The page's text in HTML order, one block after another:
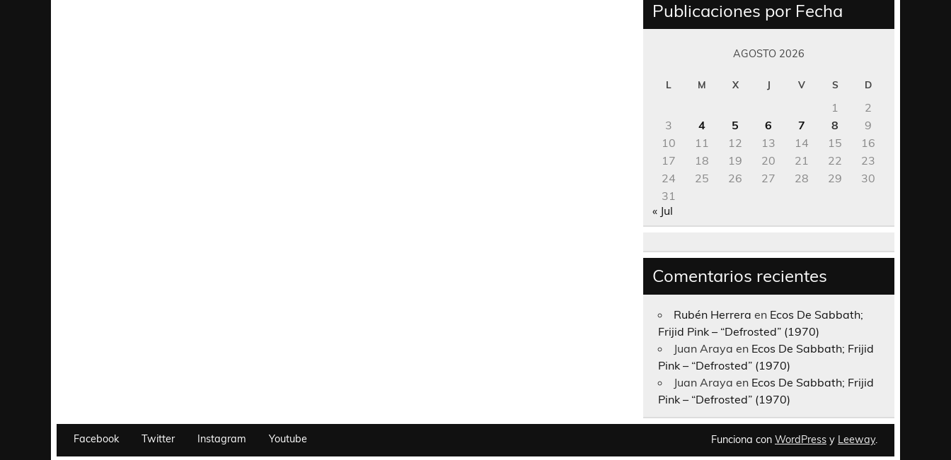
Publicaciones por Fecha
AGOSTO 2026
L M X J V S D
1
2
3
4 5 6 7 8
9
10
11 12 13 14 15
16
17
18 19 20 21 22
23
24
25 26 27 28 29
30
31
« Jul
Comentarios recientes
Rubén Herrera en Ecos De Sabbath;
Frijid Pink – “Defrosted” (1970)
Juan Araya en Ecos De Sabbath; Frijid
Pink – “Defrosted” (1970)
Juan Araya en Ecos De Sabbath; Frijid
Pink – “Defrosted” (1970)
Facebook Twitter Instagram Youtube Funciona con WordPress y Leeway.